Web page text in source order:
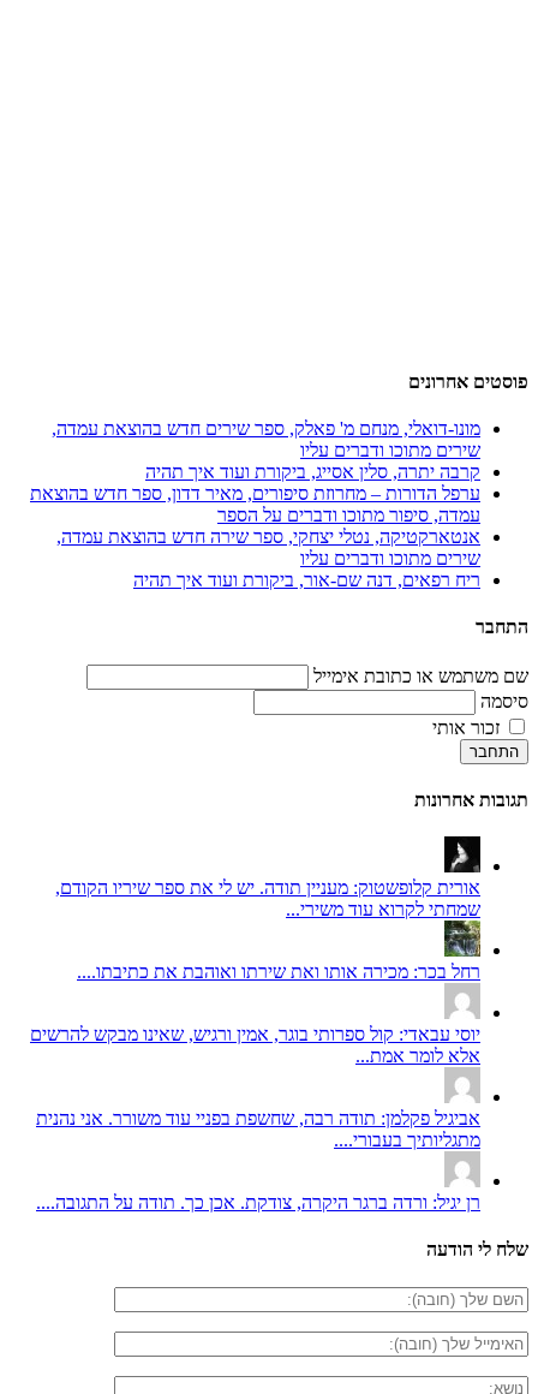
פוסטים אחרונים
מונו-דואלי, מנחם מ' פאלק, ספר שירים חדש בהוצאת עמדה,
שירים מתוכו ודברים עליו
קרבה יתרה, סלין אסייג, ביקורת ועוד איך תהיה
ערפל הדורות – מחרוזת סיפורים, מאיר דדון, ספר חדש בהוצאת
עמדה, סיפור מתוכו ודברים על הספר
אנטארקטיקה, נטלי יצחקי, ספר שירה חדש בהוצאת עמדה,
שירים מתוכו ודברים עליו
ריח רפאים, דנה שם-אור, ביקורת ועוד איך תהיה
התחבר
שם משתמש או כתובת אימייל
סיסמה
זכור אותי
התחבר
תגובות אחרונות
אורית קלופשטוק: מעניין תודה. יש לי את ספר שיריו הקודם,
שמחתי לקרוא עוד משירי...
רחל בכר: מכירה אותו ואת שירתו ואוהבת את כתיבתו....
יוסי עבאדי: קול ספרותי בוגר, אמין ורגיש, שאינו מבקש להרשים
אלא לומר אמת...
אביגיל פקלמן: תודה רבה, שחשפת בפניי עוד משורר. אני נהנית
מתגליותיך בעבורי....
רן יגיל: ורדה ברגר היקרה, צודקת. אכן כך. תודה על התגובה....
שלח לי הודעה